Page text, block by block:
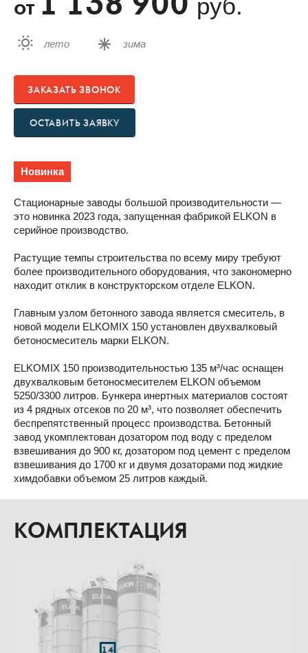
от 1 138 900 руб.
лето зима
ЗАКАЗАТЬ ЗВОНОК
ОСТАВИТЬ ЗАЯВКУ
Новинка
Стационарные заводы большой производительности —
это новинка 2023 года, запущенная фабрикой ELKON в
серийное производство.
Растущие темпы строительства по всему миру требуют
более производительного оборудования, что закономерно
находит отклик в конструкторском отделе ELKON.
Главным узлом бетонного завода является смеситель, в
новой модели ELKOMIX 150 установлен двухвалковый
бетоносмеситель марки ELKON.
ELKOMIX 150 производительностью 135 м³/час оснащен
двухвалковым бетоносмесителем ELKON объемом
5250/3300 литров. Бункера инертных материалов состоят
из 4 рядных отсеков по 20 м³, что позволяет обеспечить
беспрепятственный процесс производства. Бетонный
завод укомплектован дозатором под воду с пределом
взвешивания до 900 кг, дозатором под цемент с пределом
взвешивания до 1700 кг и двумя дозаторами под жидкие
химдобавки объемом 25 литров каждый.
КОМПЛЕКТАЦИЯ